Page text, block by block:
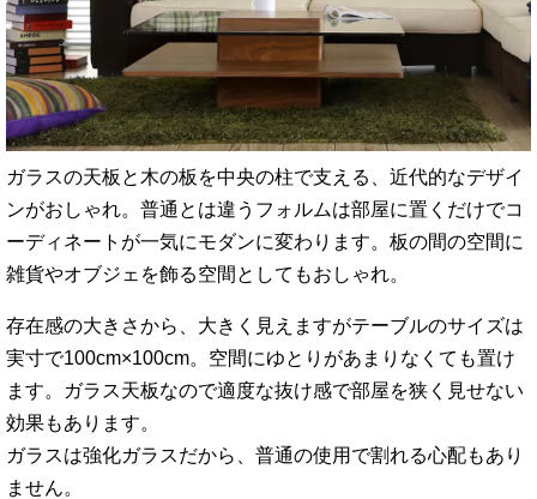
ガラスの天板と木の板を中央の柱で支える、近代的なデザイ
ンがおしゃれ。普通とは違うフォルムは部屋に置くだけでコ
ーディネートが一気にモダンに変わります。板の間の空間に
雑貨やオブジェを飾る空間としてもおしゃれ。
存在感の大きさから、大きく見えますがテーブルのサイズは
実寸で100cm×100cm。空間にゆとりがあまりなくても置け
ます。ガラス天板なので適度な抜け感で部屋を狭く見せない
効果もあります。
ガラスは強化ガラスだから、普通の使用で割れる心配もあり
ません。